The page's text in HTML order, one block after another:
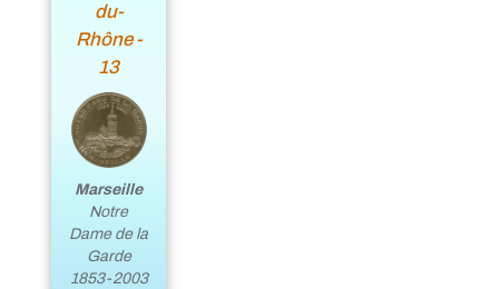
du-
Rhône -
13
Marseille
Notre
Dame de la
Garde
1853-2003